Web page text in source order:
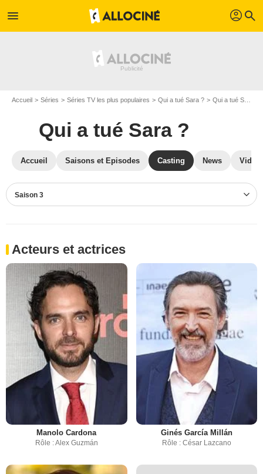
menu profil search
Accueil Séries Séries TV les plus populaires Qui a tué Sara ? Qui a tué Sara ? S03
Qui a tué Sara ?
Accueil Saisons et Episodes Casting News
Saison 3
Acteurs et actrices
Manolo Cardona
Rôle : Alex Guzmán
Ginés García Millán
Rôle : César Lazcano